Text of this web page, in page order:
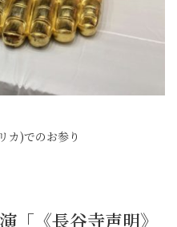
カ)でのお参り
「《長谷寺声明》